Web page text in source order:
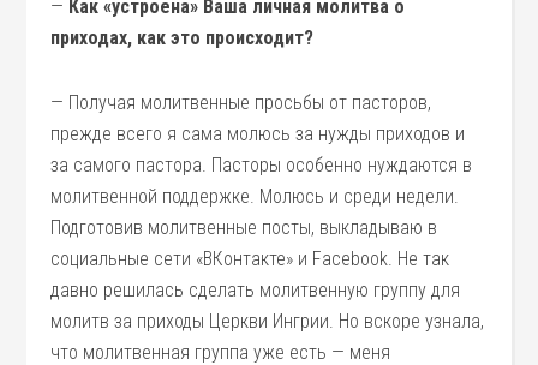
— Как «устроена» Ваша личная молитва о
приходах, как это происходит?
— Получая молитвенные просьбы от пасторов,
прежде всего я сама молюсь за нужды приходов и
за самого пастора. Пасторы особенно нуждаются в
молитвенной поддержке. Молюсь и среди недели.
Подготовив молитвенные посты, выкладываю в
социальные сети «ВКонтакте» и Facebook. Не так
давно решилась сделать молитвенную группу для
молитв за приходы Церкви Ингрии. Но вскоре узнала,
что молитвенная группа уже есть — меня